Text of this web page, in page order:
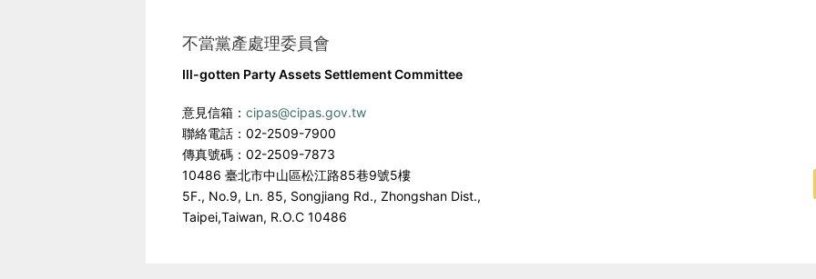
不當黨產處理委員會
Ill-gotten Party Assets Settlement Committee
意見信箱： cipas@cipas.gov.tw
聯絡電話：02-2509-7900
傳真號碼：02-2509-7873
10486 臺北市中山區松江路85巷9號5樓
5F., No.9, Ln. 85, Songjiang Rd., Zhongshan Dist.,
Taipei,Taiwan, R.O.C 10486